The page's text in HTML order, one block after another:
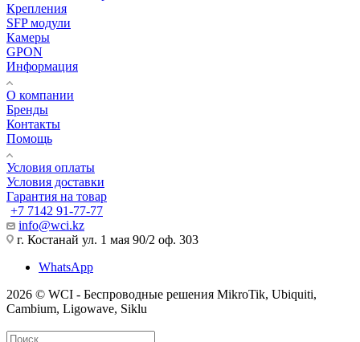
Крепления
SFP модули
Камеры
GPON
Информация
О компании
Бренды
Контакты
Помощь
Условия оплаты
Условия доставки
Гарантия на товар
+7 7142 91-77-77
info@wci.kz
г. Костанай ул. 1 мая 90/2 оф. 303
WhatsApp
2026 © WCI - Беспроводные решения MikroTik, Ubiquiti,
Cambium, Ligowave, Siklu